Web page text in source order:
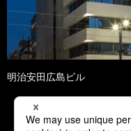
明治安田広島ビル